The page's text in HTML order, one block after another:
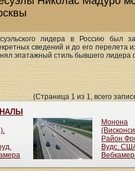
лидера в Россию был
сведений и до его перелета
эпатажный стиль бывшего лидера
(Страница 1 из 1, всего